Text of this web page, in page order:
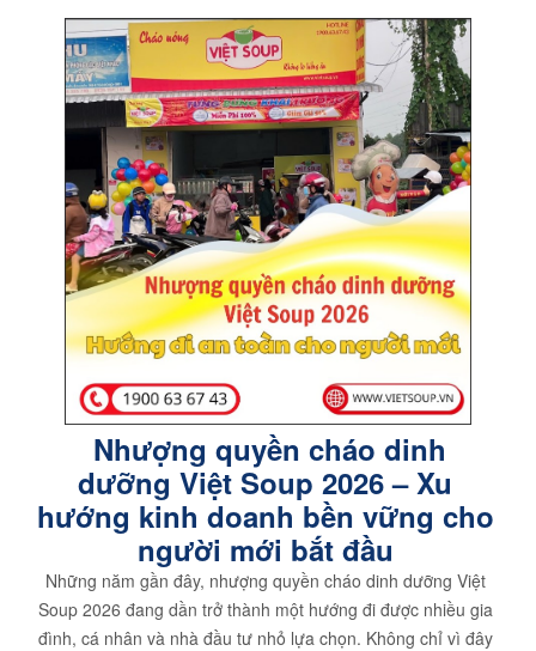
Nhượng quyền cháo dinh
dưỡng Việt Soup 2026 – Xu
hướng kinh doanh bền vững cho
người mới bắt đầu
Những năm gần đây, nhượng quyền cháo dinh dưỡng Việt
Soup 2026 đang dần trở thành một hướng đi được nhiều gia
đình, cá nhân và nhà đầu tư nhỏ lựa chọn. Không chỉ vì đây